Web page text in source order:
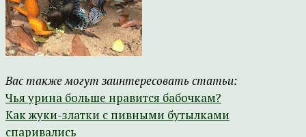
Вас также могут заинтересовать статьи:
Чья урина больше нравится бабочкам?
Как жуки-златки с пивными бутылками
спаривались